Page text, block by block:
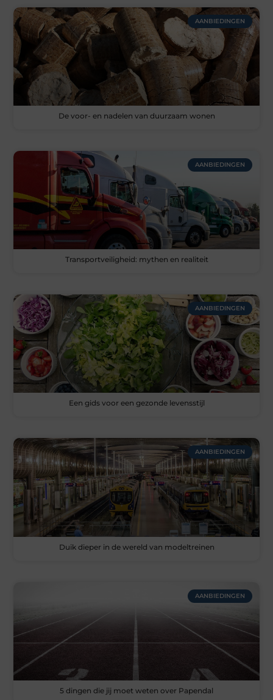
AANBIEDINGEN
De voor- en nadelen van duurzaam wonen
AANBIEDINGEN
Transportveiligheid: mythen en realiteit
AANBIEDINGEN
Een gids voor een gezonde levensstijl
AANBIEDINGEN
Duik dieper in de wereld van modeltreinen
AANBIEDINGEN
5 dingen die jij moet weten over Papendal